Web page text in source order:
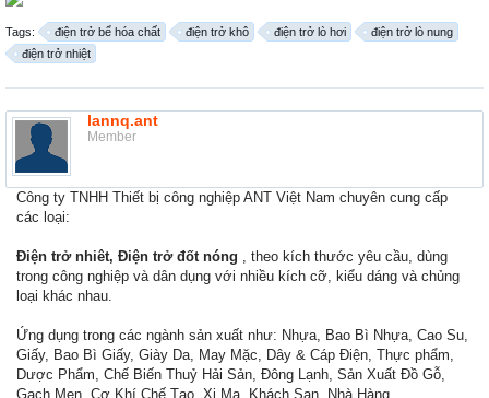
Tags: điện trở bể hóa chất điện trở khô điện trở lò hơi
điện trở lò nung
điện trở nhiệt
lannq.ant
Member
Công ty TNHH Thiết bị công nghiệp ANT Việt Nam chuyên cung cấp
các loại:
Điện trở nhiêt, Điện trở đốt nóng , theo kích thước yêu cầu, dùng
trong công nghiệp và dân dụng với nhiều kích cỡ, kiểu dáng và chủng
loại khác nhau.
Ứng dụng trong các ngành sản xuất như: Nhựa, Bao Bì Nhựa, Cao Su,
Giấy, Bao Bì Giấy, Giày Da, May Mặc, Dây & Cáp Điện, Thực phẩm,
Dược Phẩm, Chế Biến Thuỷ Hải Sản, Đông Lạnh, Sản Xuất Đồ Gỗ,
Gạch Men, Cơ Khí Chế Tạo, Xi Mạ, Khách Sạn, Nhà Hàng,...